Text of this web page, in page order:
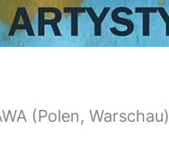
(Polen, Warschau)